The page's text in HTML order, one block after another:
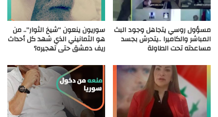
مسؤول روسي يتجاهل وجود البث
المباشر والكاميرا ..يتحرش بجسد
مساعدته تحت الطاولة
سوريون ينعون “شيخ الثوار”.. من
هو الثمانيني الذي شهد كل أحداث
ريف دمشق حتى تهجيره؟